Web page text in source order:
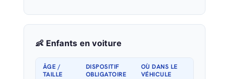
👶 Enfants en voiture
ÂGE /
TAILLE
DISPOSITIF
OBLIGATOIRE
OÙ DANS LE
VÉHICULE